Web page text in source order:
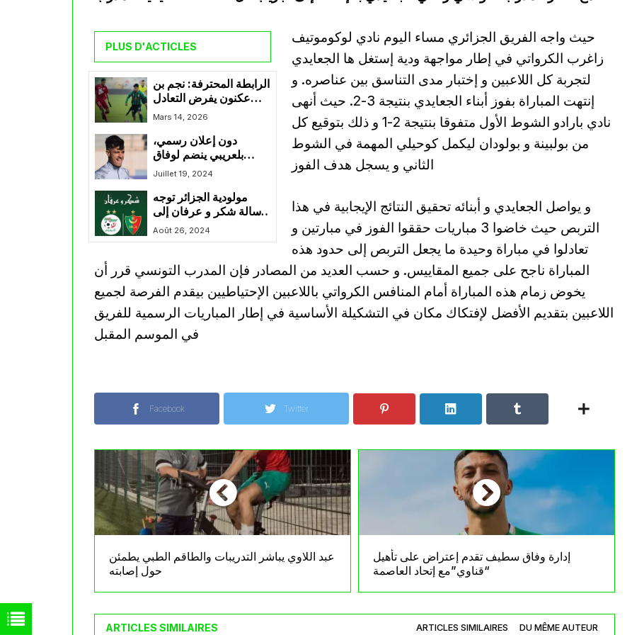
PLUS D'ACTICLES
الرابطة المحترفة: نجم بن
عكنون يفرض التعادل
على شباب قسنطينة
Mars 14, 2026
دون إعلان رسمي،
بلعريبي ينضم لوفاق
سطيف و عديد اللاعبين
Juillet 19, 2024
مولودية الجزائر توجه
رسالة شكر و عرفان إلى
الفاف
Août 26, 2024
حيث واجه الفريق الجزائري مساء اليوم نادي لوكوموتيف
زاغرب الكرواتي في إطار مواجهة ودية إستغل ها الجعايدي
لتجربة كل اللاعبين و إختبار مدى التناسق بين عناصره. و
إنتهت المباراة بفوز أبناء الجعايدي بنتيجة 3-2. حيث أنهى
نادي بارادو الشوط الأول متفوقا بنتيجة 2-1 و ذلك بتوقيع كل
من بولبينة و بولودان ليكمل كوحيلي المهمة في الشوط
الثاني و يسجل هدف الفوز
و يواصل الجعايدي و أبنائه تحقيق النتائج الإيجابية في هذا
التربص حيث خاضوا 3 مباريات حققوا الفوز في مبارتين و
تعادلوا في مباراة وحيدة ما يجعل التربص إلى حدود هذه
المباراة ناجح على جميع المقاييس. و حسب العديد من المصادر فإن المدرب التونسي قرر أن
يخوض زمام هذه المباراة أمام المنافس الكرواتي باللاعبين الإحتياطيين بيقدم الفرصة لجميع
اللاعبين بتقديم الأفضل لإفتكاك مكان في التشكيلة الأساسية في إطار المباريات الرسمية للفريق
في الموسم المقبل
Facebook Twitter
عبد اللاوي يباشر التدريبات والطاقم الطبي يطمئن
حول إصابته
إدارة وفاق سطيف تقدم إعتراض على تأهيل
“قناوي”مع إتحاد العاصمة
ARTICLES SIMILAIRES ARTICLES SIMILAIRES DU MÊME AUTEUR